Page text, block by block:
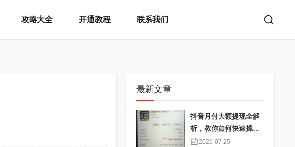
攻略大全 开通教程 联系我们
最新文章
抖音月付大额提现全解
析，教你如何快速操
作！2026-07-25